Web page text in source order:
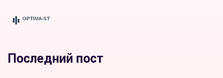
Последний пост